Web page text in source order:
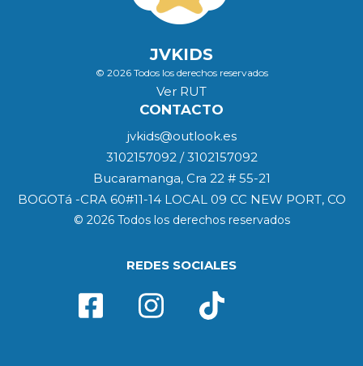
JVKIDS
© 2026 Todos los derechos reservados
Ver RUT
CONTACTO
jvkids@outlook.es
3102157092 / 3102157092
Bucaramanga, Cra 22 # 55-21
BOGOTá -CRA 60#11-14 LOCAL 09 CC NEW PORT, CO
© 2026 Todos los derechos reservados
REDES SOCIALES